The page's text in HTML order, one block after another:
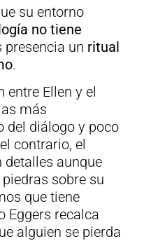
su entorno
no tiene
presencia un ritual
.
entre Ellen y el
más
del diálogo y poco
contrario, el
detalles aunque
sobre su
que tiene
Eggers recalca
alguien se pierda